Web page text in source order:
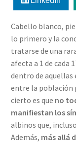
Cabello blanco,
lo primero y la
tratarse de una
afecta a 1 de cada
dentro de
entre la población
cierto es que no
manifiestan los
albinos que,
Además, más allá